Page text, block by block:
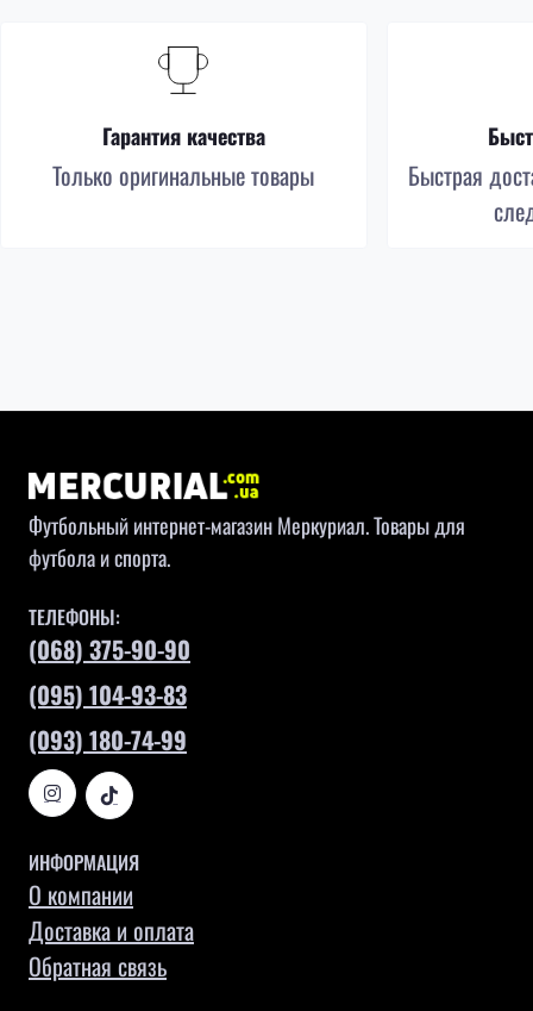
Гарантия качества
Только оригинальные товары
Быстрая
Футбольный интернет-магазин Меркуриал. Товары для
футбола и спорта.
ТЕЛЕФОНЫ:
(068) 375-90-90
(095) 104-93-83
(093) 180-74-99
ИНФОРМАЦИЯ
О компании
Доставка и оплата
Обратная связь